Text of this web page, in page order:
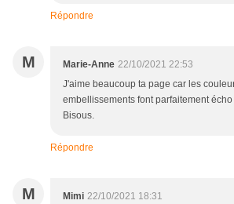
Répondre
M Marie-Anne 22/10/2021 22:53
J'aime beaucoup ta page car les
embellissements font parfaitement
Bisous.
Répondre
M Mimi 22/10/2021 18:31